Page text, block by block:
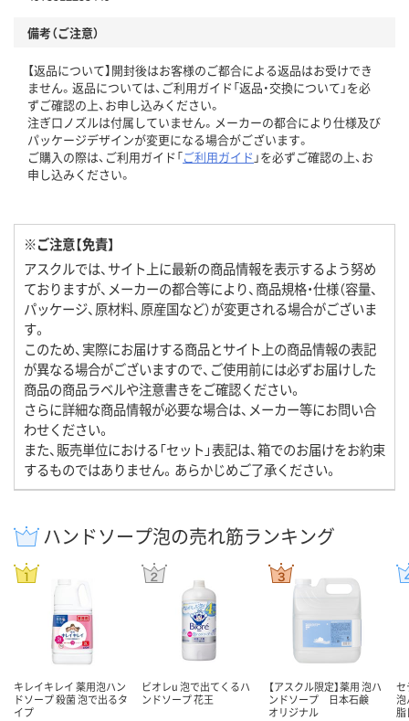
備考（ご注意）
【返品について】開封後はお客様のご都合による返品はお受けでき
ません。返品については、ご利用ガイド「返品・交換について」を必
ずご確認の上、お申し込みください。
注ぎ口ノズルは付属していません。メーカーの都合により仕様及び
パッケージデザインが変更になる場合がございます。
ご購入の際は、ご利用ガイド「ご利用ガイド 」を必ずご確認の上、お
申し込みください。
※ご注意【免責】
アスクルでは、サイト上に最新の商品情報を表示するよう努め
ておりますが、メーカーの都合等により、商品規格・仕様（容量、
パッケージ、原材料、原産国など）が変更される場合がございま
す。
このため、実際にお届けする商品とサイト上の商品情報の表記
が異なる場合がございますので、ご使用前には必ずお届けした
商品の商品ラベルや注意書きをご確認ください。
さらに詳細な商品情報が必要な場合は、メーカー等にお問い合
わせください。
また、販売単位における「セット」表記は、箱でのお届けをお約束
するものではありません。あらかじめご了承ください。
ハンドソープ泡の売れ筋ランキング
キレイキレイ 薬用泡ハン
ドソープ 殺菌 泡で出るタ
イプ
ビオレu 泡で出てくるハ
ンドソープ 花王
【アスクル限定】薬用 泡ハ
ンドソープ 日本石鹸
オリジナル
脂